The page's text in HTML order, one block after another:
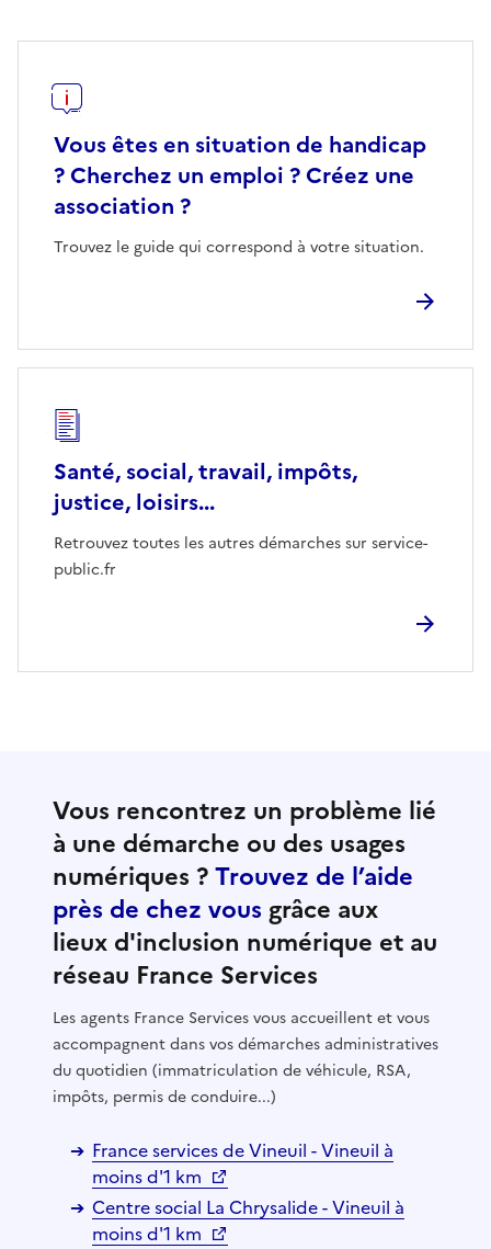
Vous êtes en situation de handicap
? Cherchez un emploi ? Créez une
association ?
Trouvez le guide qui correspond à votre situation.
Santé, social, travail, impôts,
justice, loisirs...
Retrouvez toutes les autres démarches sur service-
public.fr
Vous rencontrez un problème lié
à une démarche ou des usages
numériques ?Trouvez de l’aide
près de chez vous grâce aux
lieux d'inclusion numérique et au
réseau France Services
Les agents France Services vous accueillent et vous
accompagnent dans vos démarches administratives
du quotidien (immatriculation de véhicule, RSA,
impôts, permis de conduire...)
France services de Vineuil - Vineuil à
moins d'1 km
Centre social La Chrysalide - Vineuil à
moins d'1 km